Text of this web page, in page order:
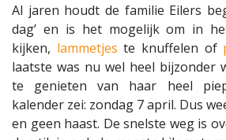
Al jaren houdt de familie Eilers
dag’ en is het mogelijk om in
kijken, lammetjes te knuffelen of
laatste was nu wel heel bijzonder
te genieten van haar heel
kalender zei: zondag 7 april. Dus
en geen haast. De snelste weg is